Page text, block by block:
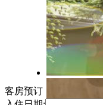
客房预订